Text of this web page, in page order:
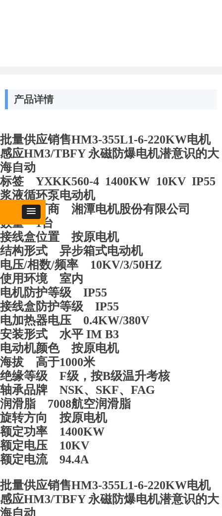
产品详情
批量供应销售HM3-355L1-6-220KW电机
感应HM3/TBFY 永磁防爆电机潜意识的大
海自动
标签 YXKK560-4 1400KW 10KV IP55
浆液循环泵电动机
原生产厂商 湘潭电机股份有限公司
数量 1台
接线盒位置 按原电机
结构形式 异步箱式电动机
电压/相数/频率 10KV/3/50HZ
使用环境 室内
电机防护等级 IP55
接线盒防护等级 IP55
电加热器电压 0.4KW/380V
安装形式 水平 IM B3
电动机颜色 按原电机
海拔 高于1000米
绝缘等级 F级，按B级温升考核
轴承品牌 NSK、SKF、FAG
润滑脂 7008航空润滑脂
旋转方向 按原电机
额定功率 1400KW
额定电压 10KV
额定电流 94.4A
批量供应销售HM3-355L1-6-220KW电机
感应HM3/TBFY 永磁防爆电机潜意识的大
海自动